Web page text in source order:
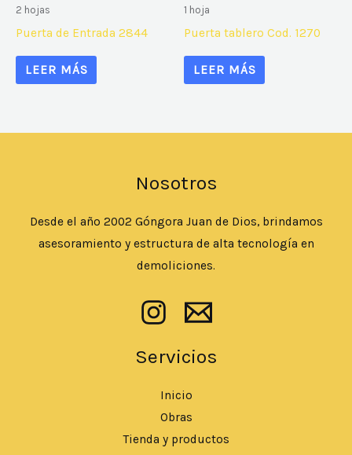
2 hojas
Puerta de Entrada 2844
LEER MÁS
1 hoja
Puerta tablero Cod. 1270
LEER MÁS
Nosotros
Desde el año 2002 Góngora Juan de Dios, brindamos
asesoramiento y estructura de alta tecnología en
demoliciones.
Servicios
Inicio
Obras
Tienda y productos